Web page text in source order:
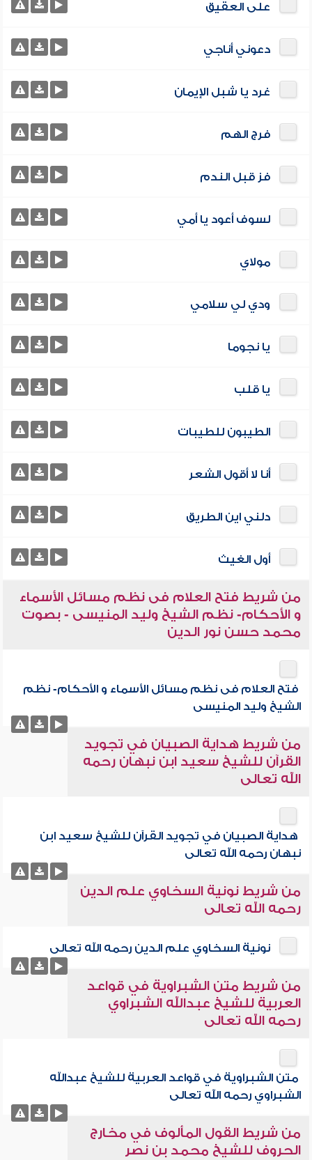
على العقيق
دعوني أناجي
غرد يا شبل الإيمان
فرج الهم
فز قبل الندم
لسوف أعود يا أمي
مولاي
ودي لي سلامي
يا نجوما
يا قلب
الطيبون للطيبات
أنا لا أقول الشعر
دلني اين الطريق
أول الغيث
من شريط فتح العلام فى نظم مسائل الأسماء
و الأحكام- نظم الشيخ وليد المنيسى - بصوت
محمد حسن نور الدين
فتح العلام فى نظم مسائل الأسماء و الأحكام- نظم
الشيخ وليد المنيسى
من شريط هداية الصبيان في تجويد
القرآن للشيخ سعيد ابن نبهان رحمه
الله تعالى
هداية الصبيان في تجويد القرآن للشيخ سعيد ابن
نبهان رحمه الله تعالى
من شريط نونية السخاوي علم الدين
رحمه الله تعالى
نونية السخاوي علم الدين رحمه الله تعالى
من شريط متن الشبراوية في قواعد
العربية للشيخ عبدالله الشبراوي
رحمه الله تعالى
متن الشبراوية في قواعد العربية للشيخ عبدالله
الشبراوي رحمه الله تعالى
من شريط القول المألوف في مخارج
الحروف للشيخ محمد بن نصر